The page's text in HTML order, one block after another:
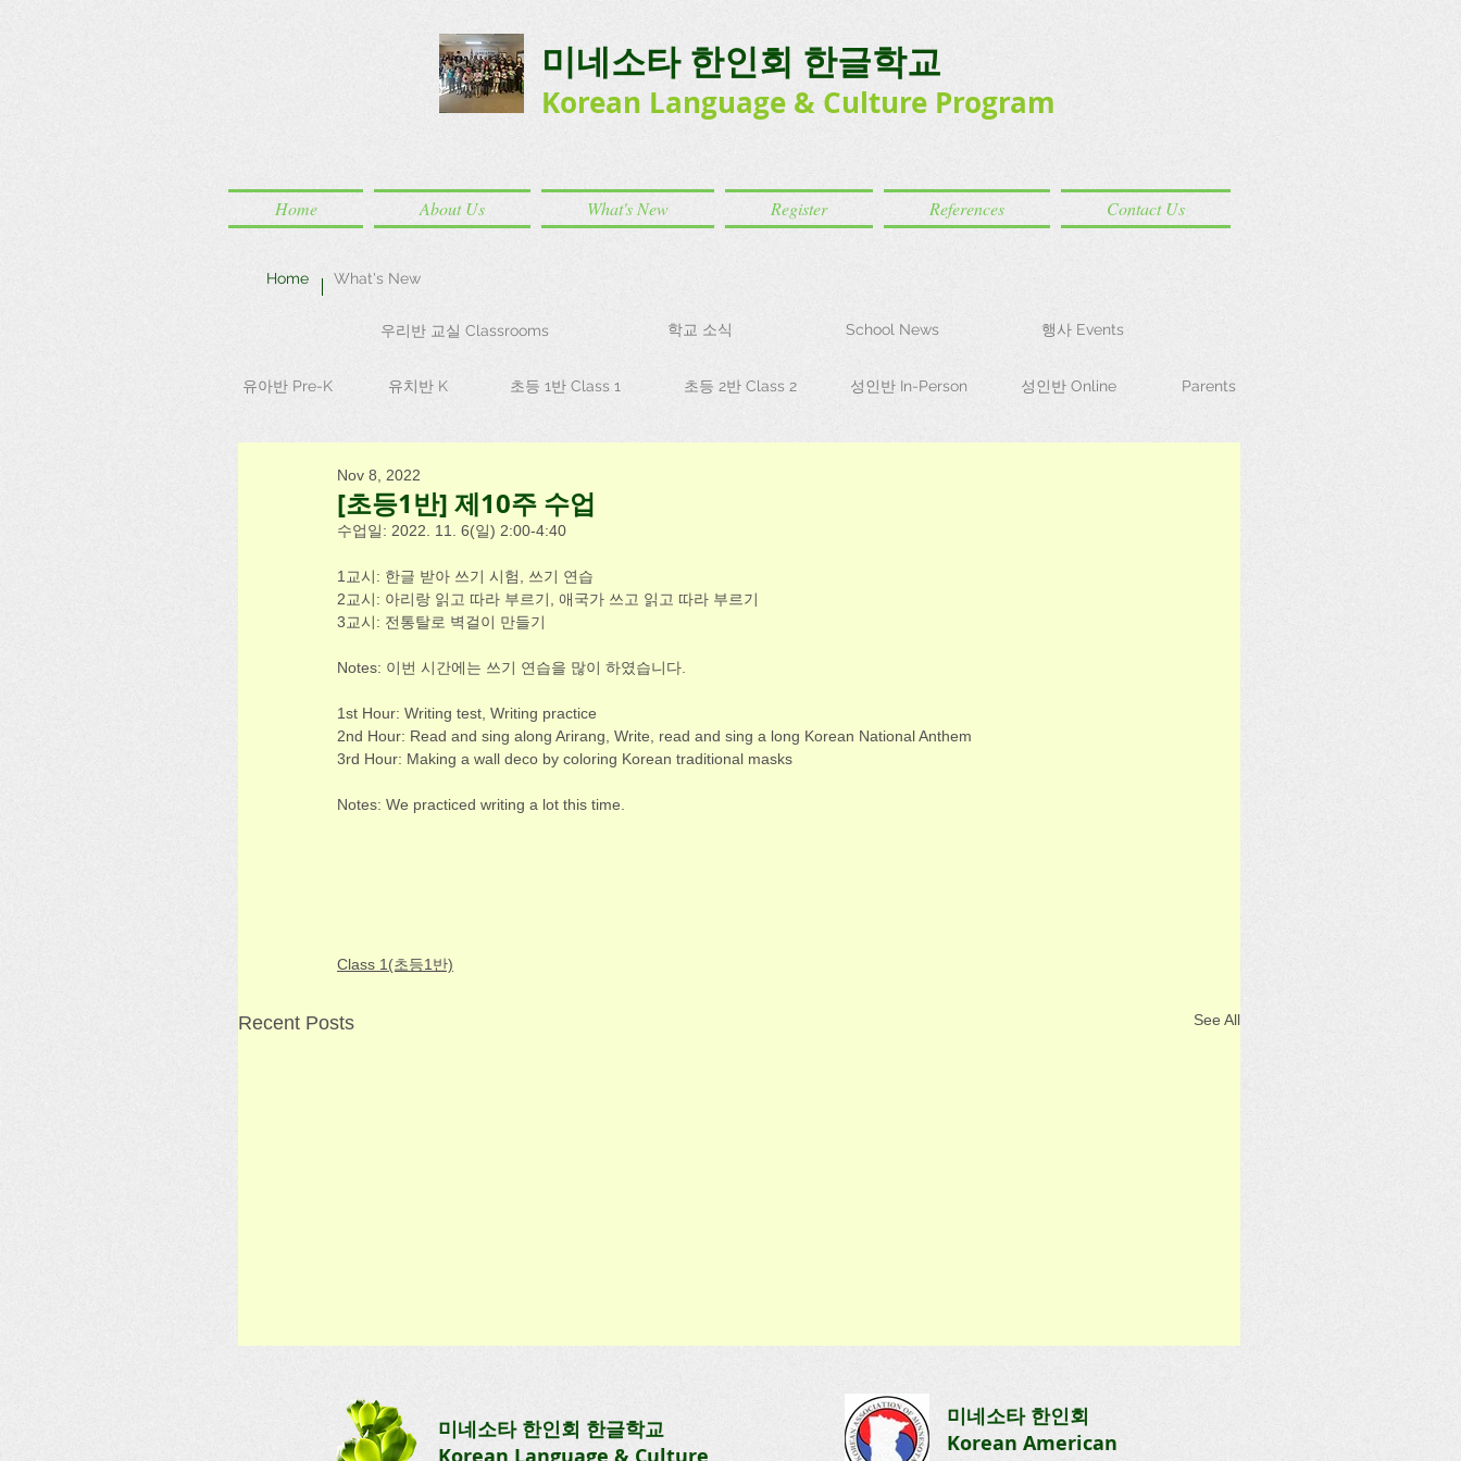
미네소타 한인회 한글학교
Korean Language & Culture Program
Home About Us What's New Register References Contact Us
Home What's New
우리반 교실 Classrooms 학교 소식 School News 행사 Events
유아반 Pre-K 유치반 K 초등 1반 Class 1 초등 2반 Class 2 성인반 In-Person 성인반 Online Parents
[초등1반] 제10주 수업
Nov 8, 2022
수업일: 2022. 11. 6(일) 2:00-4:40
1교시: 한글 받아 쓰기 시험, 쓰기 연습
2교시: 아리랑 읽고 따라 부르기, 애국가 쓰고 읽고 따라 부르기
3교시: 전통탈로 벽걸이 만들기
Notes: 이번 시간에는 쓰기 연습을 많이 하였습니다.
1st Hour: Writing test, Writing practice
2nd Hour: Read and sing along Arirang, Write, read and sing a long Korean National Anthem
3rd Hour: Making a wall deco by coloring Korean traditional masks
Notes: We practiced writing a lot this time.
Class 1(초등1반)
Recent Posts See All
수업일: 2026. 4. 12(일) 1:00-3:40
안녕하세요! [Week 10] 수업 내용
수업일: 2026. 3. 22(일) 1:00-3:40
안녕하세요! [Week 9] 수업 내용
미네소타 한인회 한글학교
미네소타 한인회
Korean American